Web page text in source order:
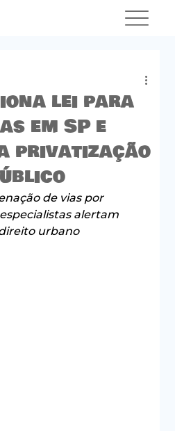
lei para
em SP e
privatização
de vias por
alertam
urbano